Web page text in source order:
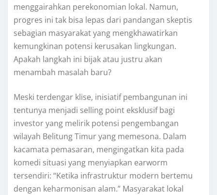
menggairahkan perekonomian lokal. Namun,
progres ini tak bisa lepas dari pandangan skeptis
sebagian masyarakat yang mengkhawatirkan
kemungkinan potensi kerusakan lingkungan.
Apakah langkah ini bijak atau justru akan
menambah masalah baru?
Meski terdengar klise, inisiatif pembangunan ini
tentunya menjadi selling point eksklusif bagi
investor yang melirik potensi pengembangan
wilayah Belitung Timur yang memesona. Dalam
kacamata pemasaran, mengingatkan kita pada
komedi situasi yang menyiapkan earworm
tersendiri: “Ketika infrastruktur modern bertemu
dengan keharmonisan alam.” Masyarakat lokal